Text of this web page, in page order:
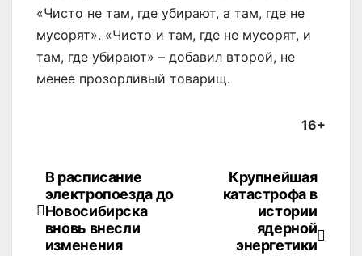
«Чисто не там, где убирают, а там, где не
мусорят». «Чисто и там, где не мусорят, и
там, где убирают» – добавил второй, не
менее прозорливый товарищ.
16+
Навигация
по
Крупнейшая
катастрофа в
истории
ядерной
энергетики
В расписание
электропоезда до
Новосибирска
вновь внесли
изменения